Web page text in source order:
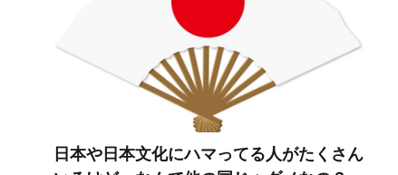
日本や日本文化にハマってる人がたくさん